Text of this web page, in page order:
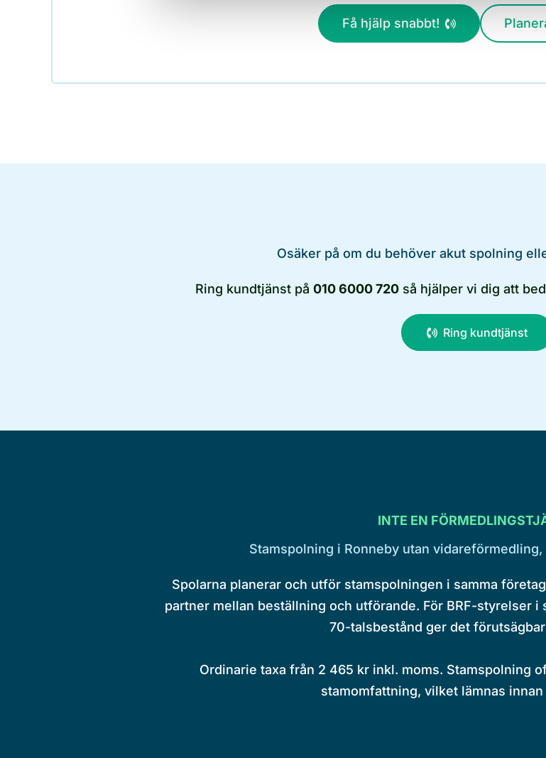
Få hjälp snabbt!
Osäker på om du behöver akut spolning
Ring kundtjänst på 010 6000 720så hjälper vi dig att
Ring kundtjänst
INTE EN
Stamspolning i Ronneby utan
Spolarna planerar och utför stamspolningen i samma
partner mellan beställning och utförande. För BRF-styrelser
70-talsbestånd ger det
Ordinarie taxa från 2 465 kr inkl. moms. Stamspolning
stamomfattning, vilket lämnas